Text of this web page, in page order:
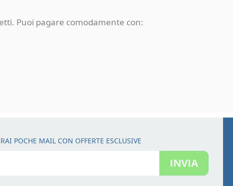
Puoi pagare comodamente con:
POCHE MAIL CON OFFERTE ESCLUSIVE
INVIA